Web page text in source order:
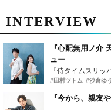
INTERVIEW
『心配無用ノ介
ュー
#田村ツトム #沙倉ゆ
『今から、親友